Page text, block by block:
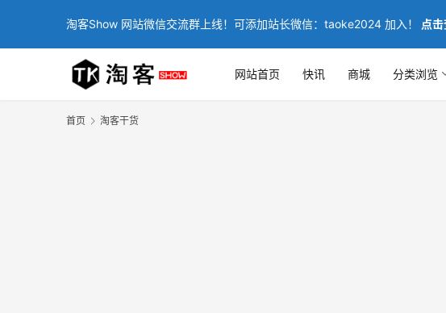
淘客Show 网站微信交流群上线！可添加站长微信：taoke2024 加入！ 点
网站首页 快讯 商城 分类浏览
首页 淘客干货